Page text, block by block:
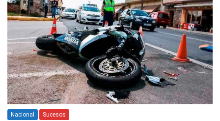
Nacional Sucesos